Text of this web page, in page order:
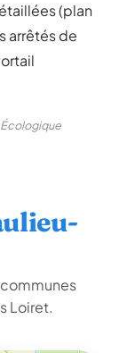
(plan
arrêtés de
Loiret.